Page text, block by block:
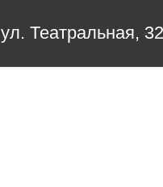
Театральная, 32